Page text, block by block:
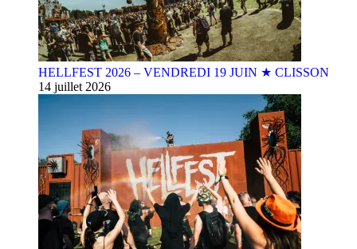
HELLFEST 2026 – VENDREDI 19 JUIN ★ CLISSON
14 juillet 2026